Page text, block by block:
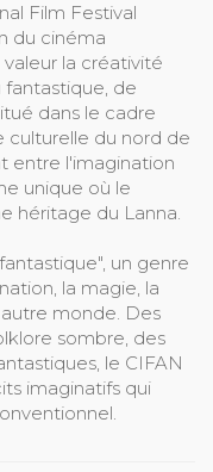
Film Festival
du cinéma
la créativité
fantastique, de
dans le cadre
culturelle du nord de
entre l'imagination
unique où le
héritage du Lanna.
un genre
la magie, la
monde. Des
sombre, des
le CIFAN
imaginatifs qui